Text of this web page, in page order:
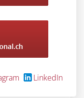
Chancen,
dass die
eine
Effizienz zu
zuLinkedIn